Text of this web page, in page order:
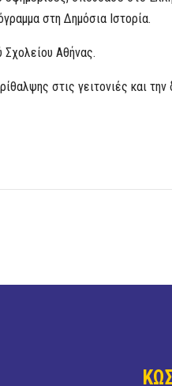
στη Δημόσια Ιστορία.
Αθήνας.
στις γειτονιές και την